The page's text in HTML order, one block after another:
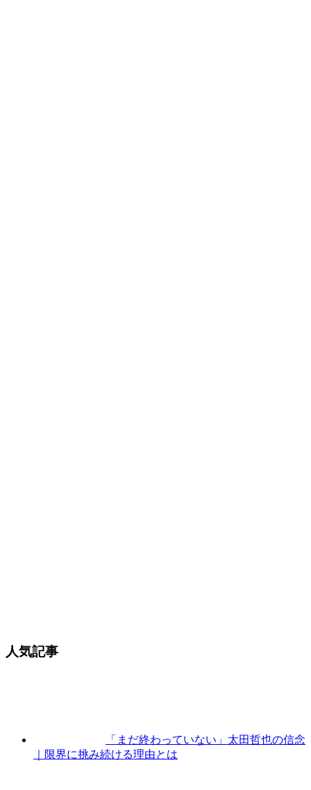
人気記事
「まだ終わっていない」太田哲也の信念
｜限界に挑み続ける理由とは